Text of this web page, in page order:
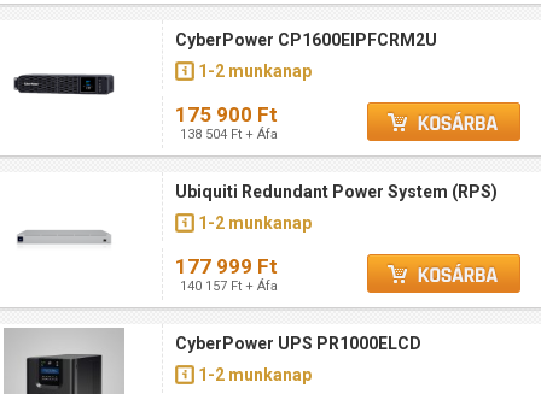
CyberPower CP1600EIPFCRM2U
1-2 munkanap
175 900 Ft
138 504 Ft + Áfa
Ubiquiti Redundant Power System (RPS)
1-2 munkanap
177 999 Ft
140 157 Ft + Áfa
CyberPower UPS PR1000ELCD
1-2 munkanap